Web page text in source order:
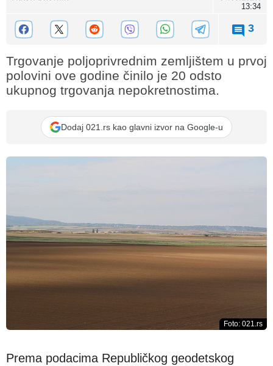
13:34
3
Trgovanje poljoprivrednim zemljištem u prvoj
polovini ove godine činilo je 20 odsto
ukupnog trgovanja nepokretnostima.
Dodaj 021.rs kao glavni izvor na Google-u
Foto: 021.rs
Prema podacima Republičkog geodetskog